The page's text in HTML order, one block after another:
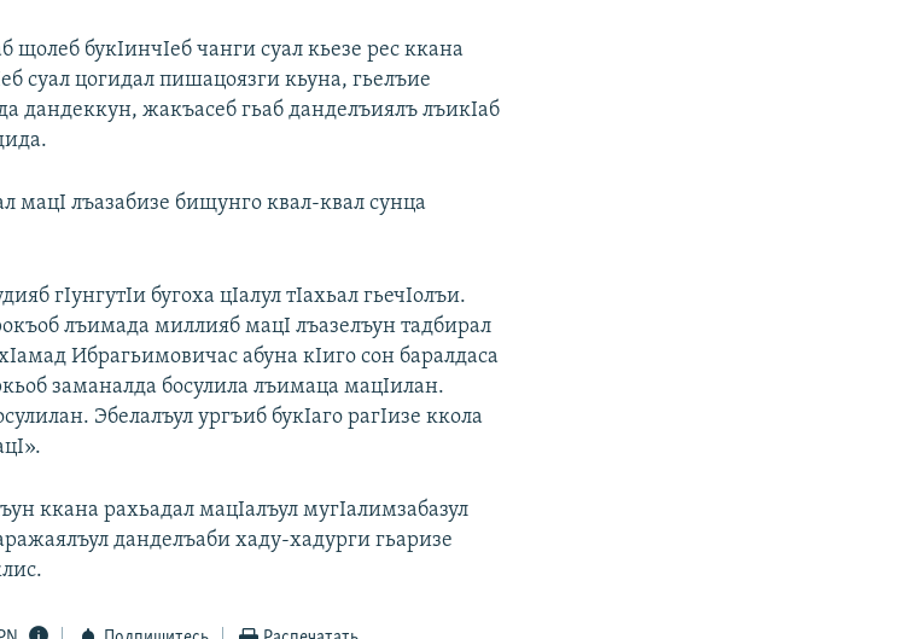
щолеб букIинчIеб чанги суал кьезе рес ккана
суал цогидал пишацоязги кьуна, гьелъие
дандеккун, жакъасеб гьаб данделъиялъ лъикIаб
мацI лъазабизе бищунго квал-квал сунца
гIунгутIи бугоха цIалул тIахьал гьечIолъи.
лъимада миллияб мацI лъазелъун тадбирал
Ибрагьимовичас абуна кIиго сон баралдаса
заманалда босулила лъимаца мацIилан.
Эбелалъул ургъиб букIаго рагIизе ккола
ккана рахьадал мацIалъул мугIалимзабазул
данделъаби хаду-хадурги гьаризе